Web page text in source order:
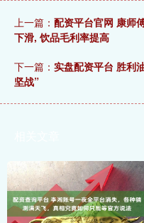
上一篇： 配资平台官网 康师
下滑, 饮品毛利率提高
下一篇： 实盘配资平台 胜利
坚战”